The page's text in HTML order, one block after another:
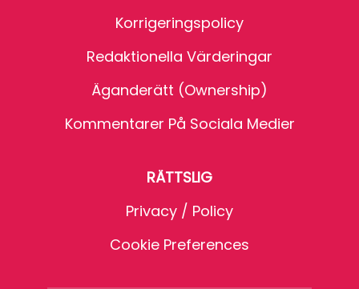
Korrigeringspolicy
Redaktionella Värderingar
Äganderätt (Ownership)
Kommentarer På Sociala Medier
RÄTTSLIG
Privacy / Policy
Cookie Preferences